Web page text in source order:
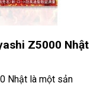
Z5000 Nhật
Nhật là một sản